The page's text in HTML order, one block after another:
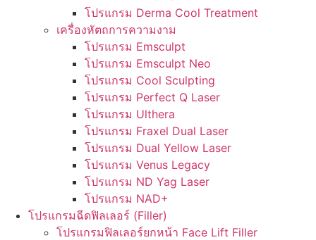
โปรแกรม Derma Cool Treatment
เครื่องหัตถการความงาม
โปรแกรม Emsculpt
โปรแกรม Emsculpt Neo
โปรแกรม Cool Sculpting
โปรแกรม Perfect Q Laser
โปรแกรม Ulthera
โปรแกรม Fraxel Dual Laser
โปรแกรม Dual Yellow Laser
โปรแกรม Venus Legacy
โปรแกรม ND Yag Laser
โปรแกรม NAD+
โปรแกรมฉีดฟิลเลอร์ (Filler)
โปรแกรมฟิลเลอร์ยกหน้า Face Lift Filler